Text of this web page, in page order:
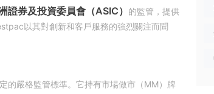
證券及投資委員會（ASIC） 的監管，提供
以其對創新和客戶服務的強烈關注而聞
的嚴格監管標準。它持有市場做市（MM）牌